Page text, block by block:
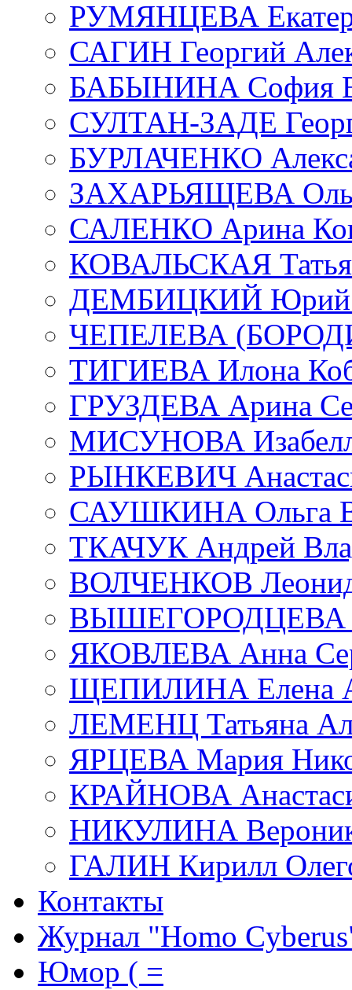
РУМЯНЦЕВА
САГИН Георгий
БАБЫНИНА София
СУЛТАН-ЗАДЕ
БУРЛАЧЕНКО
ЗАХАРЬЯЩЕВА
САЛЕНКО Арина
КОВАЛЬСКАЯ
ДЕМБИЦКИЙ Юрий
ЧЕПЕЛЕВА
ТИГИЕВА Илона
ГРУЗДЕВА Арина
МИСУНОВА
РЫНКЕВИЧ
САУШКИНА Ольга
ТКАЧУК Андрей
ВОЛЧЕНКОВ Леонид
ВЫШЕГОРОДЦЕВА
ЯКОВЛЕВА Анна
ЩЕПИЛИНА Елена
ЛЕМЕНЦ Татьяна
ЯРЦЕВА Мария
КРАЙНОВА
НИКУЛИНА
ГАЛИН Кирилл
Контакты
Журнал "Homo
Юмор ( =